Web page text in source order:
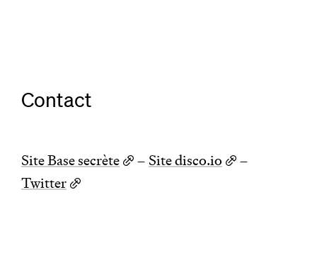
Contact
Site Base secrète – Site disco.io
–
Twitter